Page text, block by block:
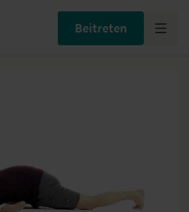
Beitreten